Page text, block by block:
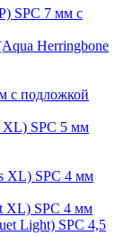
SPC 7 мм с
Herringbone
с подложкой
XL) SPC 5 мм
XL) SPC 4 мм
XL) SPC 4 мм
Light) SPC 4,5